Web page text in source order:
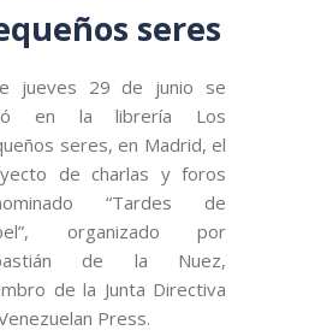
seres
jueves 29 de junio se
en la librería Los
seres, en Madrid, el
de charlas y foros
“Tardes de
organizado por
de la Nuez,
de la Junta Directiva
Press.